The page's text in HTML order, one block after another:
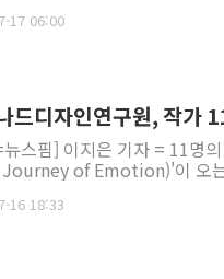
17 06:00
드디자인연구원, 작가
스핌] 이지은 기자 = 11명
of Emotion)'이 오
16 18:33